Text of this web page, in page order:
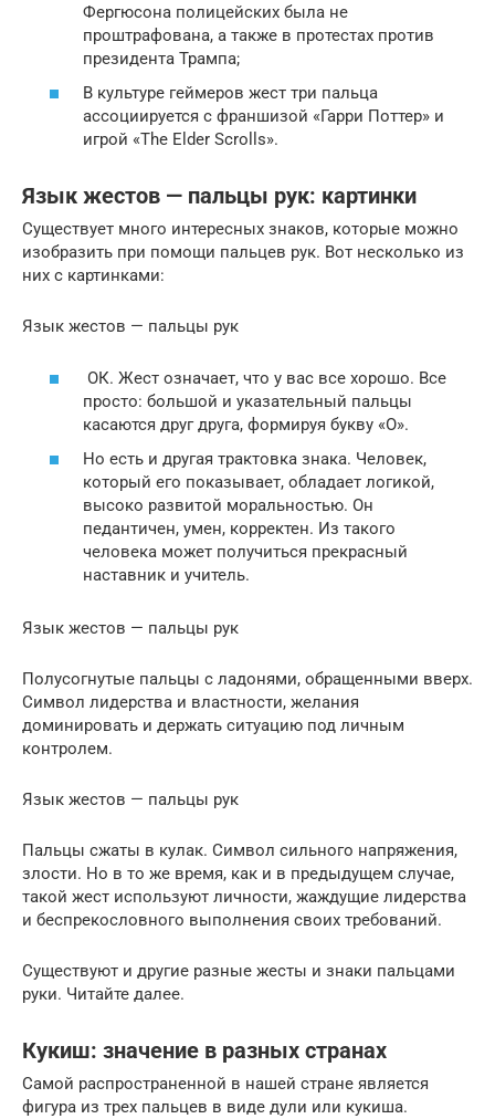
Фергюсона полицейских была не
проштрафована, а также в протестах против
президента Трампа;
В культуре геймеров жест три пальца
ассоциируется с франшизой «Гарри Поттер» и
игрой «The Elder Scrolls».
Язык жестов — пальцы рук: картинки
Существует много интересных знаков, которые можно
изобразить при помощи пальцев рук. Вот несколько из
них с картинками:
Язык жестов — пальцы рук
ОК. Жест означает, что у вас все хорошо. Все
просто: большой и указательный пальцы
касаются друг друга, формируя букву «О».
Но есть и другая трактовка знака. Человек,
который его показывает, обладает логикой,
высоко развитой моральностью. Он
педантичен, умен, корректен. Из такого
человека может получиться прекрасный
наставник и учитель.
Язык жестов — пальцы рук
Полусогнутые пальцы с ладонями, обращенными вверх.
Символ лидерства и властности, желания
доминировать и держать ситуацию под личным
контролем.
Язык жестов — пальцы рук
Пальцы сжаты в кулак. Символ сильного напряжения,
злости. Но в то же время, как и в предыдущем случае,
такой жест используют личности, жаждущие лидерства
и беспрекословного выполнения своих требований.
Существуют и другие разные жесты и знаки пальцами
руки. Читайте далее.
Кукиш: значение в разных странах
Самой распространенной в нашей стране является
фигура из трех пальцев в виде дули или кукиша.